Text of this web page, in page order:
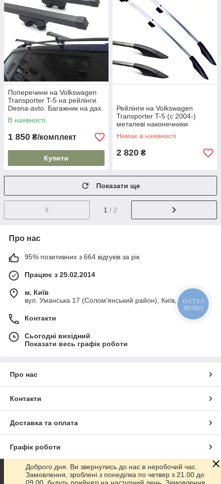
Поперечини на Volkswagen
Transporter T-5 на рейлінги.
Desna-avto. Багажник на дах.
В наявності
1 850 ₴/комплект
Купити
Рейлінги на Volkswagen
Transporter T-5 (c 2004-)
металеві наконечники
Немає в наявності
2 820 ₴
Показати ще
1 / 2
Про нас
95% позитивних з 664 відгуків за рік
Працює з 25.02.2014
м. Київ
вул. Уманська 17 (Солом'янський район), Київ, Україна
Контакти
Сьогодні вихідний
Показати весь графік роботи
Про нас
Контакти
Доставка та оплата
Графік роботи
Повна версія сайту
Доброго дня. Ви звернулись до нас в неробочий час.
Замовлення, зроблені з понеділка по четвер з 21.00 до
КНОПКА
ЗВ'ЯЗКУ